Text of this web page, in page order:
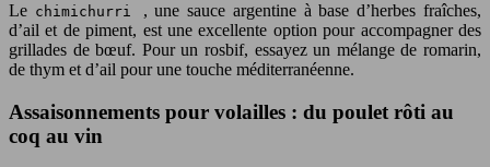
Le chimichurri , une sauce argentine à base d’herbes fraîches,
d’ail et de piment, est une excellente option pour accompagner des
grillades de bœuf. Pour un rosbif, essayez un mélange de romarin,
de thym et d’ail pour une touche méditerranéenne.
Assaisonnements pour volailles : du poulet rôti au
coq au vin